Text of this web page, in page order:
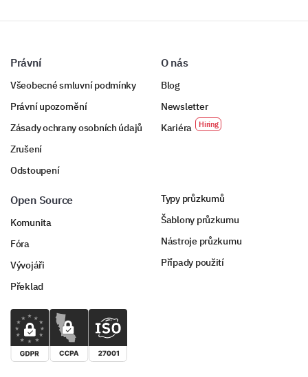
Právní
Všeobecné smluvní podmínky
Právní upozornění
Zásady ochrany osobních údajů
Zrušení
Odstoupení
O nás
Blog
Newsletter
Kariéra
Open Source
Komunita
Fóra
Vývojáři
Překlad
Typy průzkumů
Šablony průzkumu
Nástroje průzkumu
Případy použití